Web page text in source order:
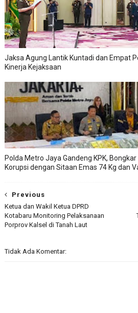
Jaksa Agung Lantik Kuntadi dan Empat
Kinerja Kejaksaan
Polda Metro Jaya Gandeng KPK,
Korupsi dengan Sitaan Emas 74 Kg dan
Previous
Ketua dan Wakil Ketua DPRD
Kotabaru Monitoring Pelaksanaan
Porprov Kalsel di Tanah Laut
Tidak Ada Komentar: